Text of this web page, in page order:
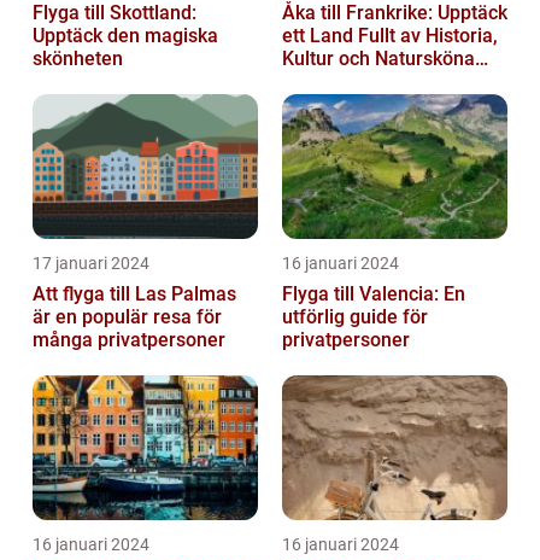
Flyga till Skottland:
Upptäck den magiska
skönheten
Åka till Frankrike: Upptäck
ett Land Fullt av Historia,
Kultur och Natursköna
17 januari 2024
Att flyga till Las Palmas
är en populär resa för
många privatpersoner
16 januari 2024
Flyga till Valencia: En
utförlig guide för
privatpersoner
16 januari 2024 16 januari 2024